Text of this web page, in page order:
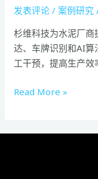
发表评论 /案例研究
杉维科技为水泥厂
达、车牌识别和AI算
工干预，提高生产效
杉
卡
车
体
测
Read More »